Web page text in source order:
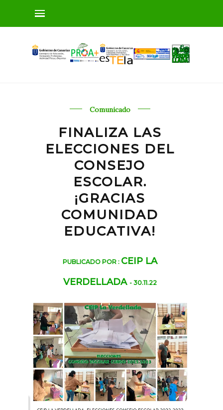
Comunicado
FINALIZA LAS
ELECCIONES DEL
CONSEJO
ESCOLAR.
¡GRACIAS
COMUNIDAD
EDUCATIVA!
PUBLICADO POR : CEIP LA
VERDELLADA - 30.11.22